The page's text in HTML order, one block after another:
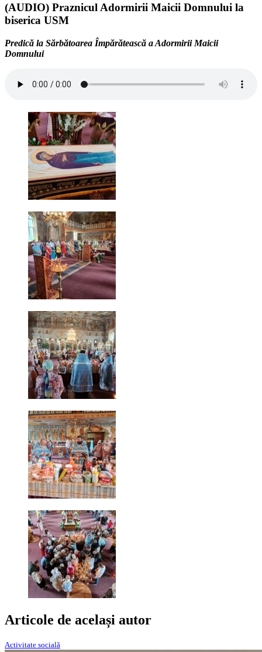
(AUDIO) Praznicul Adormirii Maicii Domnului la
biserica USM
Predică la Sărbătoarea Împărătească a Adormirii Maicii
Domnului
Articole de același autor
Activitate socială